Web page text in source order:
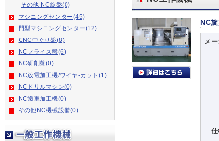
その他 NC旋盤(0)
マシニングセンター(45)
門型マシニングセンター(12)
CNC中ぐり盤(8)
NCフライス盤(6)
NC研削盤(0)
NC放電加工機/ワイヤ-カット(1)
NCドリルマシン(0)
NC歯車加工機(0)
その他NC機械設備(0)
NC
メ
仕